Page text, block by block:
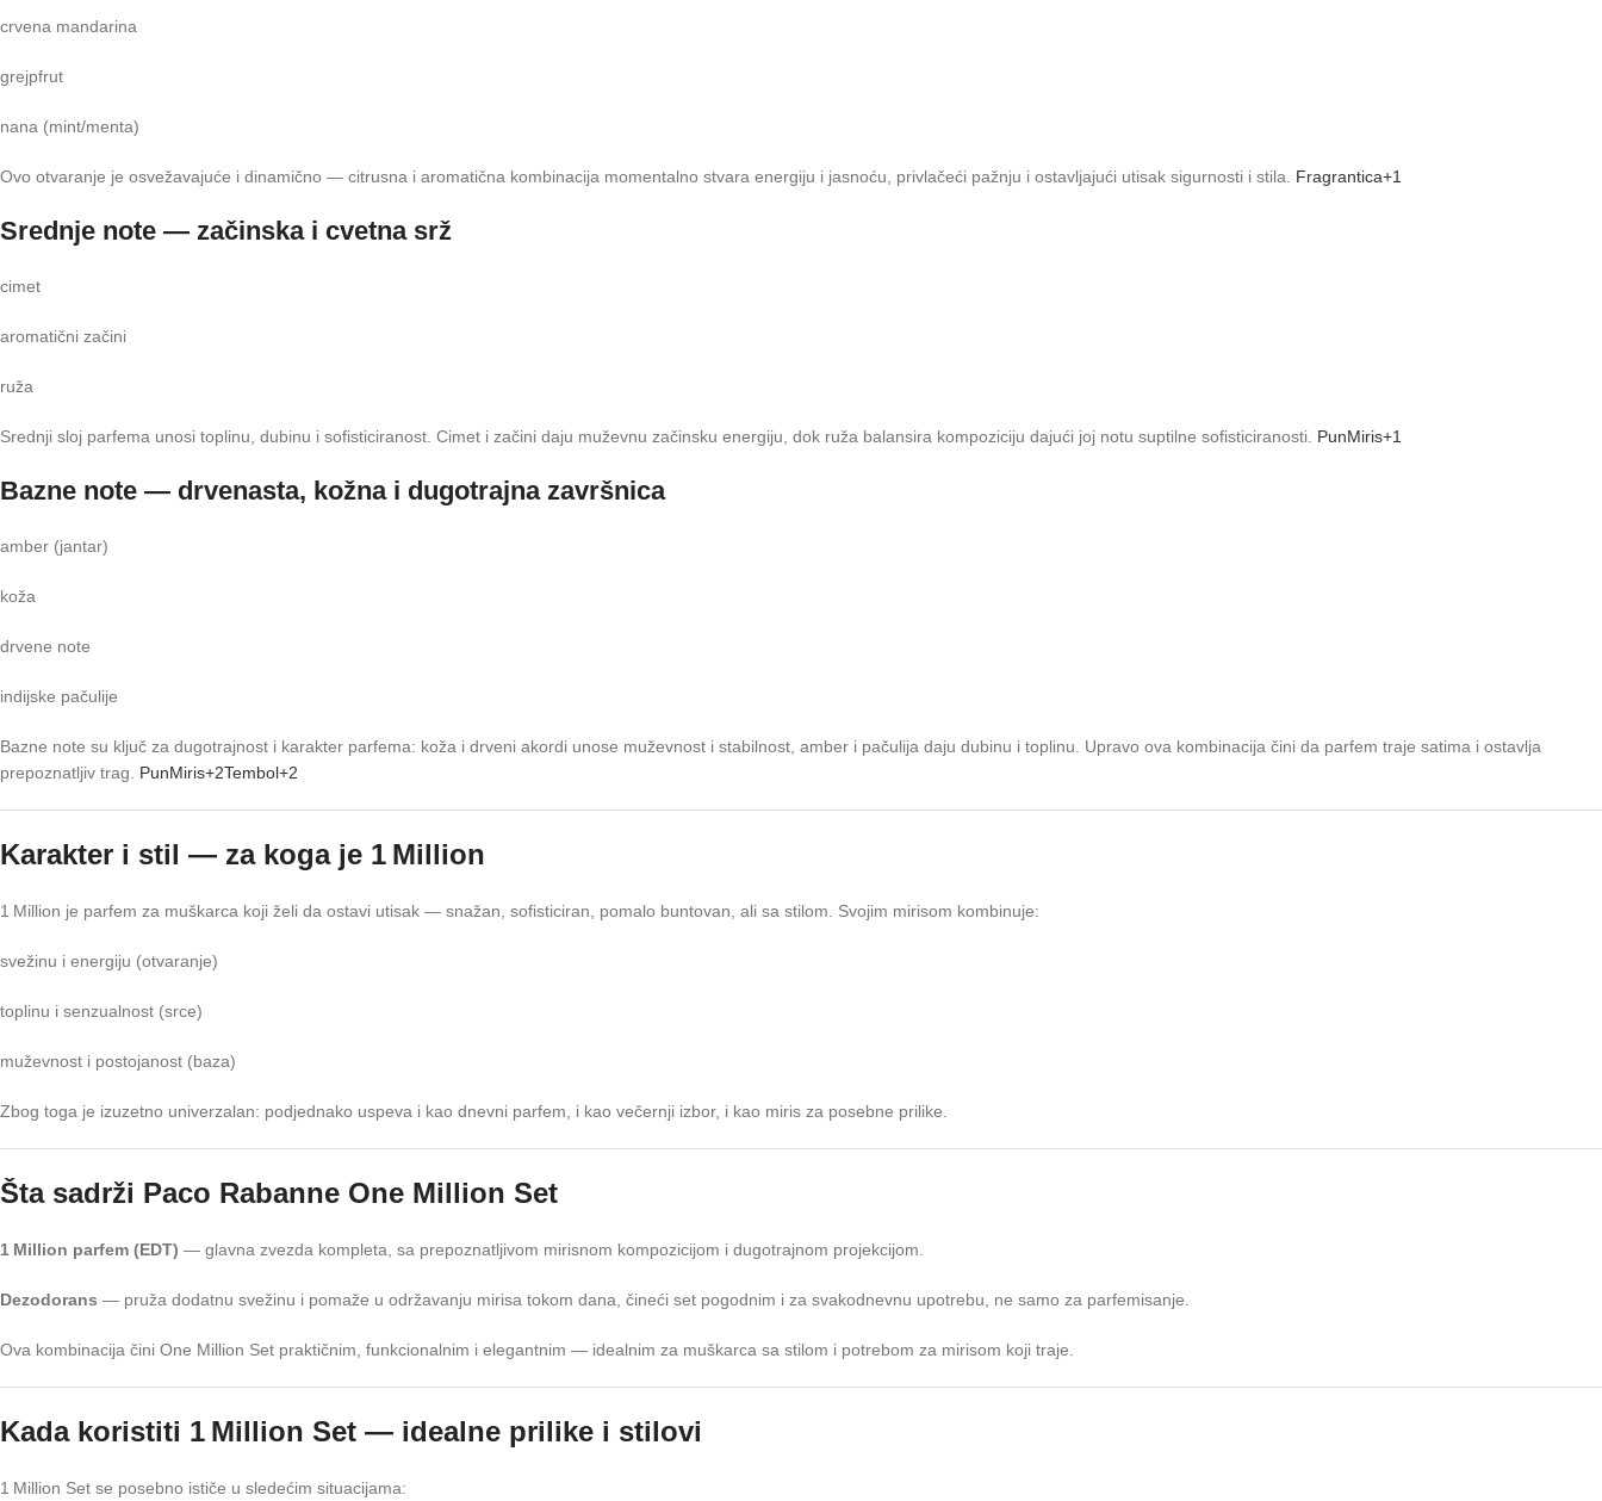
crvena mandarina
grejpfrut
nana (mint/menta)
Ovo otvaranje je osvežavajuće i dinamično — citrusna i aromatična kombinacija momentalno stvara energiju i jasnoću, privlačeći pažnju i ostavljajući utisak sigurnosti i stila. Fragrantica+1
Srednje note — začinska i cvetna srž
cimet
aromatični začini
ruža
Srednji sloj parfema unosi toplinu, dubinu i sofisticiranost. Cimet i začini daju muževnu začinsku energiju, dok ruža balansira kompoziciju dajući joj notu suptilne sofisticiranosti. PunMiris+1
Bazne note — drvenasta, kožna i dugotrajna završnica
amber (jantar)
koža
drvene note
indijske pačulije
Bazne note su ključ za dugotrajnost i karakter parfema: koža i drveni akordi unose muževnost i stabilnost, amber i pačulija daju dubinu i toplinu. Upravo ova kombinacija čini da parfem traje satima i ostavlja
prepoznatljiv trag. PunMiris+2Tembol+2
Karakter i stil — za koga je 1 Million
1 Million je parfem za muškarca koji želi da ostavi utisak — snažan, sofisticiran, pomalo buntovan, ali sa stilom. Svojim mirisom kombinuje:
svežinu i energiju (otvaranje)
toplinu i senzualnost (srce)
muževnost i postojanost (baza)
Zbog toga je izuzetno univerzalan: podjednako uspeva i kao dnevni parfem, i kao večernji izbor, i kao miris za posebne prilike.
Šta sadrži Paco Rabanne One Million Set
1 Million parfem (EDT) — glavna zvezda kompleta, sa prepoznatljivom mirisnom kompozicijom i dugotrajnom projekcijom.
Dezodorans — pruža dodatnu svežinu i pomaže u održavanju mirisa tokom dana, čineći set pogodnim i za svakodnevnu upotrebu, ne samo za parfemisanje.
Ova kombinacija čini One Million Set praktičnim, funkcionalnim i elegantnim — idealnim za muškarca sa stilom i potrebom za mirisom koji traje.
Kada koristiti 1 Million Set — idealne prilike i stilovi
1 Million Set se posebno ističe u sledećim situacijama: